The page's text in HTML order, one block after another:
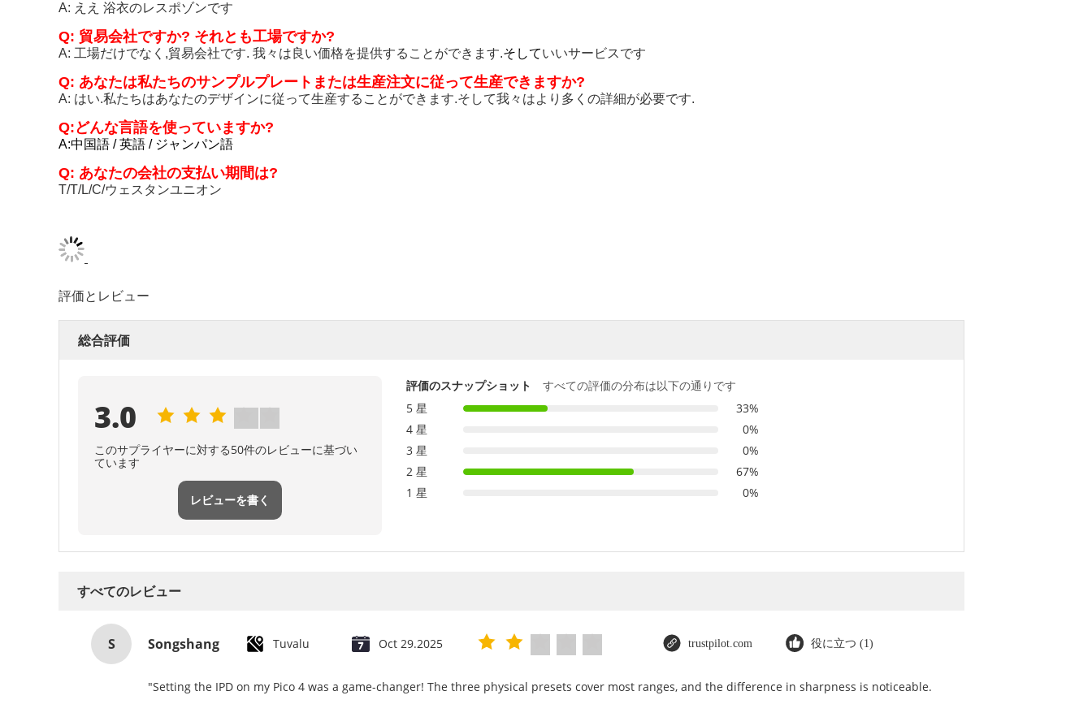
A: ええ 浴衣のレスポゾンです
Q: 貿易会社ですか? それとも工場ですか?
A: 工場だけでなく,貿易会社です. 我々は良い価格を提供することができます.そしていいサービスです
Q: あなたは私たちのサンプルプレートまたは生産注文に従って生産できますか?
A: はい.私たちはあなたのデザインに従って生産することができます.そして我々はより多くの詳細が必要です.
Q:どんな言語を使っていますか?
A:中国語 / 英語 / ジャンパン語
Q: あなたの会社の支払い期間は?
T/T/L/C/ウェスタンユニオン
評価とレビュー
総合評価
3.0
このサプライヤーに対する50件のレビューに基づい
ています
レビューを書く
評価のスナップショット
すべての評価の分布は以下の通りです
5 星
33%
4 星
0%
3 星
0%
2 星
67%
1 星
0%
すべてのレビュー
S Songshang Tuvalu Oct 29.2025 trustpilot.com 役に立つ (1)
"Setting the IPD on my Pico 4 was a game-changer! The three physical presets cover most ranges, and the difference in sharpness is noticeable.